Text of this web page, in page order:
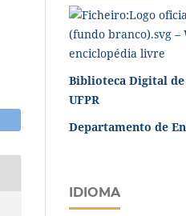
Biblioteca Digital
UFPR
Departamento de
IDIOMA